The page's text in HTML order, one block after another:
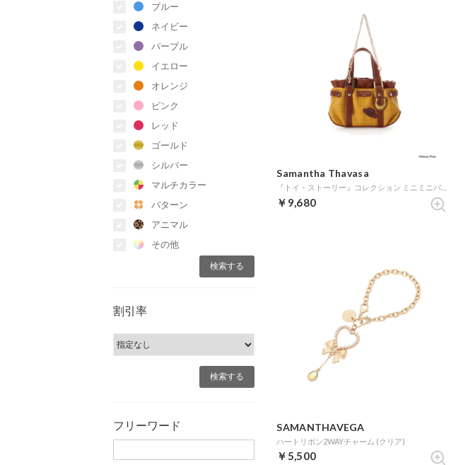
ブルー
ネイビー
パープル
イエロー
オレンジ
ピンク
レッド
ゴールド
シルバー
マルチカラー
パターン
アニマル
その他
割引率
フリーワード
Samantha Thavasa
￥9,680
SAMANTHAVEGA
ハートリボン2WAYチャーム (クリア)
￥5,500